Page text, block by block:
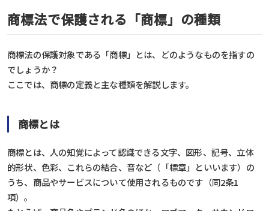
商標法で保護される「商標」の種類
商標法の保護対象である「商標」とは、どのようなものを指すの
でしょうか？
ここでは、商標の定義と主な種類を解説します。
商標とは
商標とは、人の知覚によって認識できる文字、図形、記号、立体
的形状、色彩、これらの結合、音など（「標章」といいます）の
うち、商品やサービスについて使用されるものです（同2条1
項）。